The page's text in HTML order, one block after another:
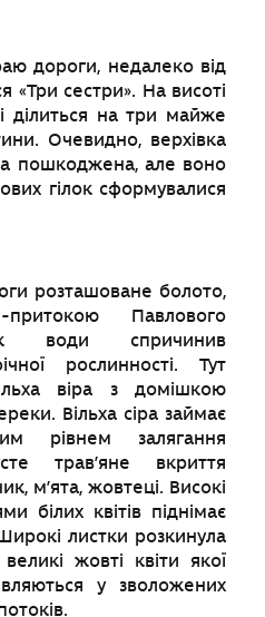
дороги, недалеко від
«Три сестри». На висоті
ділиться на три майже
Очевидно, верхівка
пошкоджена, але воно
гілок сформувалися
розташоване болото,
притокою Павлового
води спричинив
рослинності. Тут
віра з домішкою
Вільха сіра займає
рівнем залягання
трав’яне вкриття
м’ята, жовтеці. Високі
білих квітів піднімає
листки розкинула
жовті квіти якої
у зволожених